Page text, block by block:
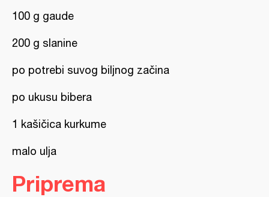
100 g gaude
200 g slanine
po potrebi suvog biljnog začina
po ukusu bibera
1 kašičica kurkume
malo ulja
Priprema